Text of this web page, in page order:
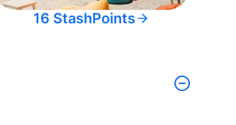
16 StashPoints